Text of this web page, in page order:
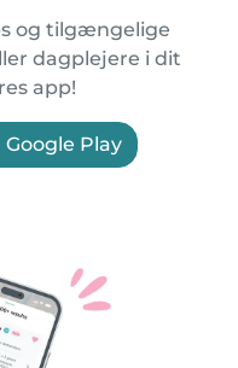
og tilgængelige
dagplejere i dit
app!
Google Play